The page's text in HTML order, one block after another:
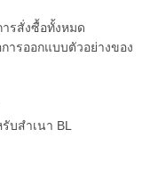
รสั่งซื้อทั้งหมด
ารออกแบบตัวอย่างของ
บสำเนา BL